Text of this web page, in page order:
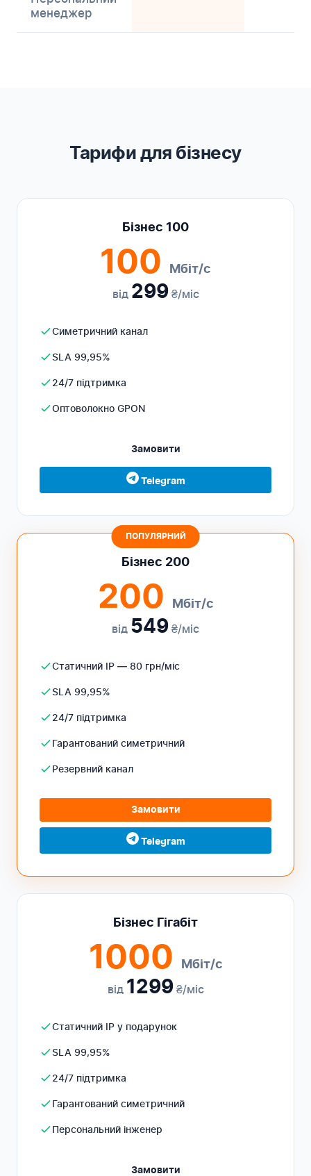
менеджер
Тарифи для бізнесу
Бізнес 100
100 Мбіт/с
від 299₴/міс
Симетричний канал
SLA 99,95%
24/7 підтримка
Оптоволокно GPON
Замовити
Telegram
ПОПУЛЯРНИЙ
Бізнес 200
200 Мбіт/с
від 549 ₴/міс
Статичний IP — 80 грн/міс
SLA 99,95%
24/7 підтримка
Гарантований симетричний
Резервний канал
Замовити
Telegram
Бізнес Гігабіт
1000 Мбіт/с
від 1299₴/міс
Статичний IP у подарунок
SLA 99,95%
24/7 підтримка
Гарантований симетричний
Персональний інженер
Замовити